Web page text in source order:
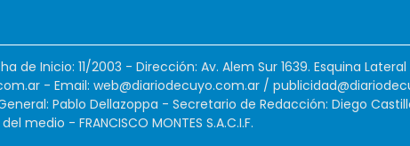
de Inicio: 11/2003 - Dirección: Av. Alem Sur 1639. Esquina
- Email: web@diariodecuyo.com.ar /
Pablo Dellazoppa - Secretario de Redacción: Diego
medio - FRANCISCO MONTES S.A.C.I.F.